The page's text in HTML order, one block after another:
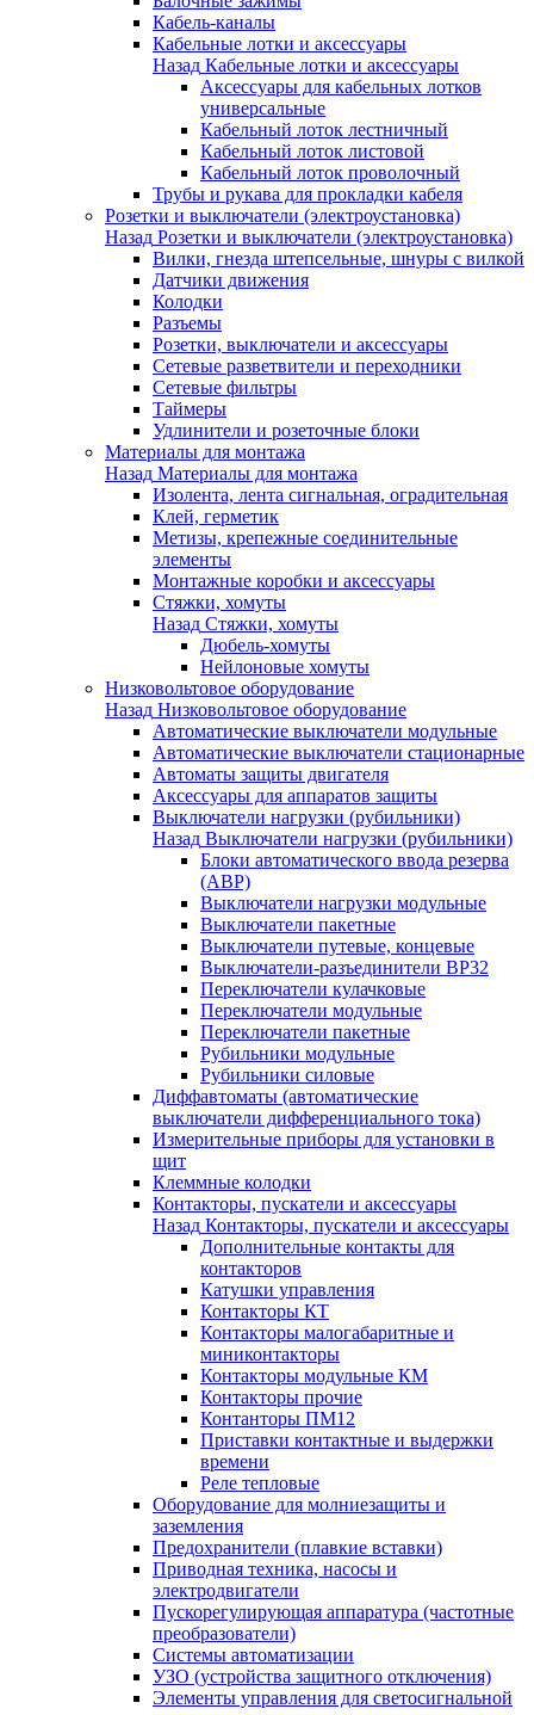
Кабель-каналы
Кабельные лотки и аксессуары
Назад Кабельные лотки и аксессуары
Аксессуары для кабельных лотков
универсальные
Кабельный лоток лестничный
Кабельный лоток листовой
Кабельный лоток проволочный
Трубы и рукава для прокладки кабеля
Розетки и выключатели (электроустановка)
Назад Розетки и выключатели (электроустановка)
Вилки, гнезда штепсельные, шнуры с вилкой
Датчики движения
Колодки
Разъемы
Розетки, выключатели и аксессуары
Сетевые разветвители и переходники
Сетевые фильтры
Таймеры
Удлинители и розеточные блоки
Материалы для монтажа
Назад Материалы для монтажа
Изолента, лента сигнальная, оградительная
Клей, герметик
Метизы, крепежные соединительные
элементы
Монтажные коробки и аксессуары
Стяжки, хомуты
Назад Стяжки, хомуты
Дюбель-хомуты
Нейлоновые хомуты
Низковольтовое оборудование
Назад Низковольтовое оборудование
Автоматические выключатели модульные
Автоматические выключатели стационарные
Автоматы защиты двигателя
Аксессуары для аппаратов защиты
Выключатели нагрузки (рубильники)
Назад Выключатели нагрузки (рубильники)
Блоки автоматического ввода резерва
(АВР)
Выключатели нагрузки модульные
Выключатели пакетные
Выключатели путевые, концевые
Выключатели-разъединители ВР32
Переключатели кулачковые
Переключатели модульные
Переключатели пакетные
Рубильники модульные
Рубильники силовые
Диффавтоматы (автоматические
выключатели дифференциального тока)
Измерительные приборы для установки в
щит
Клеммные колодки
Контакторы, пускатели и аксессуары
Назад Контакторы, пускатели и аксессуары
Дополнительные контакты для
контакторов
Катушки управления
Контакторы КТ
Контакторы малогабаритные и
миниконтакторы
Контакторы модульные КМ
Контакторы прочие
Контанторы ПМ12
Приставки контактные и выдержки
времени
Реле тепловые
Оборудование для молниезащиты и
заземления
Предохранители (плавкие вставки)
Приводная техника, насосы и
электродвигатели
Пускорегулирующая аппаратура (частотные
преобразователи)
Системы автоматизации
УЗО (устройства защитного отключения)
Элементы управления для светосигнальной